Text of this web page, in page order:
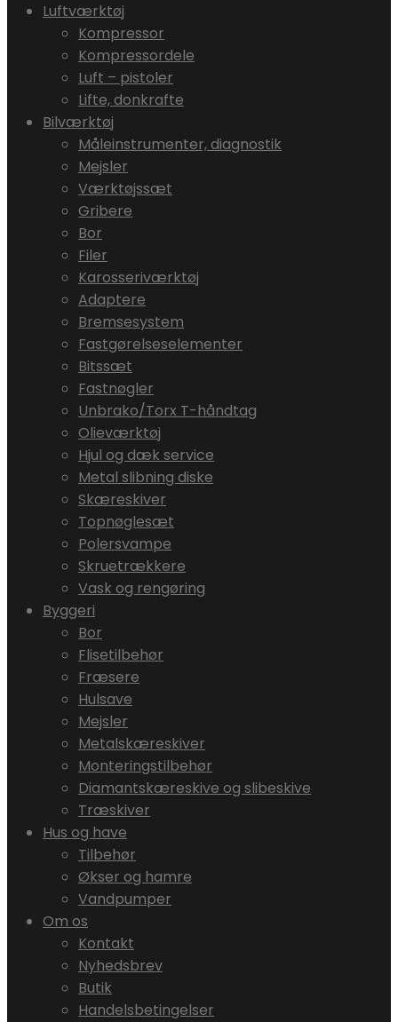
Luftværktøj
Kompressor
Kompressordele
Luft – pistoler
Lifte, donkrafte
Bilværktøj
Måleinstrumenter, diagnostik
Mejsler
Værktøjssæt
Gribere
Bor
Filer
Karosseriværktøj
Adaptere
Bremsesystem
Fastgørelseselementer
Bitssæt
Fastnøgler
Unbrako/Torx T-håndtag
Olieværktøj
Hjul og dæk service
Metal slibning diske
Skæreskiver
Topnøglesæt
Polersvampe
Skruetrækkere
Vask og rengøring
Byggeri
Bor
Flisetilbehør
Fræsere
Hulsave
Mejsler
Metalskæreskiver
Monteringstilbehør
Diamantskæreskive og slibeskive
Træskiver
Hus og have
Tilbehør
Økser og hamre
Vandpumper
Om os
Kontakt
Nyhedsbrev
Butik
Handelsbetingelser